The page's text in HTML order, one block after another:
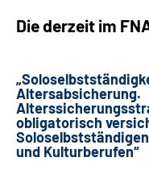
Newsletter
Gebärdensprache
Erklärung zur
Die derzeit im
Altersabsicherung.
obligatorisch
und Kulturberufen“